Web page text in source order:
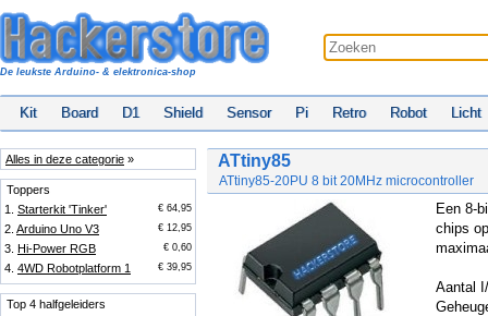
De leukste Arduino- & elektronica-shop
Kit Board D1 Shield Sensor Pi Retro Robot Licht
Alles in deze categorie »
Toppers
1. Starterkit 'Tinker' € 64,95
2. Arduino Uno V3 € 12,95
3. Hi-Power RGB € 0,60
4. 4WD Robotplatform 1 € 39,95
Top 4 halfgeleiders
ATtiny85
ATtiny85-20PU 8 bit 20MHz microcontroller
Een 8-
chips
Aantal